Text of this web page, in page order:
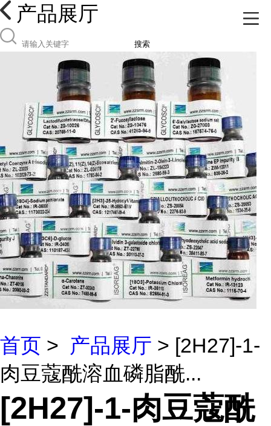
产品展厅
搜索
首页 > 产品展厅 > [2H27]-1-
肉豆蔻酰溶血磷脂酰...
[2H27]-1-肉豆蔻酰